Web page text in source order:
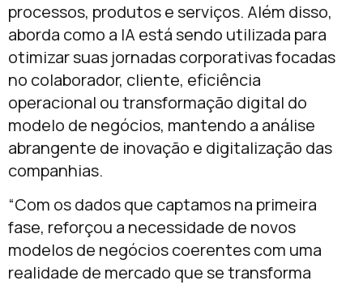
processos, produtos e serviços. Além disso,
aborda como a IA está sendo utilizada para
otimizar suas jornadas corporativas focadas
no colaborador, cliente, eficiência
operacional ou transformação digital do
modelo de negócios, mantendo a análise
abrangente de inovação e digitalização das
companhias.
“Com os dados que captamos na primeira
fase, reforçou a necessidade de novos
modelos de negócios coerentes com uma
realidade de mercado que se transforma